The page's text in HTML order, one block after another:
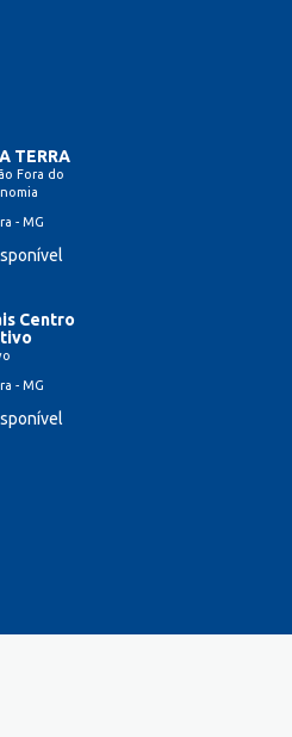
TERRA
Fora do
- MG
Centro
- MG